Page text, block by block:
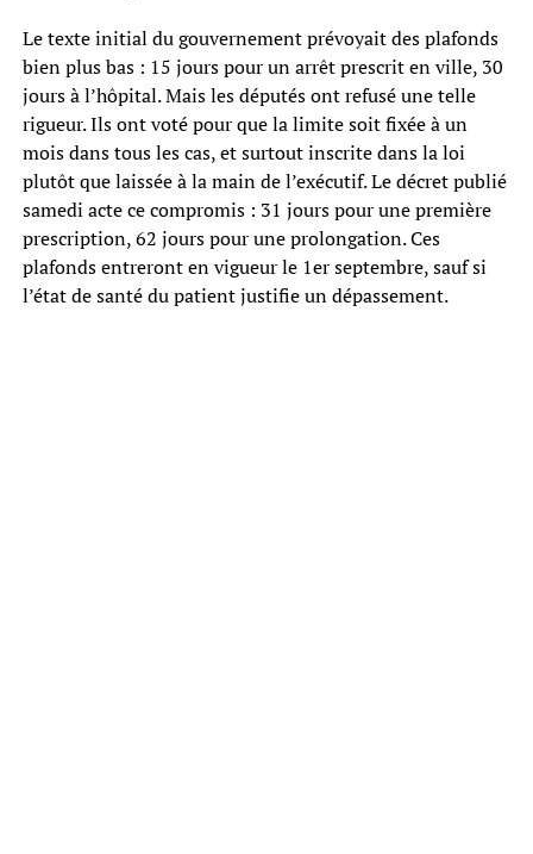
Le texte initial du gouvernement prévoyait des plafonds
bien plus bas : 15 jours pour un arrêt prescrit en ville, 30
jours à l’hôpital. Mais les députés ont refusé une telle
rigueur. Ils ont voté pour que la limite soit fixée à un
mois dans tous les cas, et surtout inscrite dans la loi
plutôt que laissée à la main de l’exécutif. Le décret publié
samedi acte ce compromis : 31 jours pour une première
prescription, 62 jours pour une prolongation. Ces
plafonds entreront en vigueur le 1er septembre, sauf si
l’état de santé du patient justifie un dépassement.